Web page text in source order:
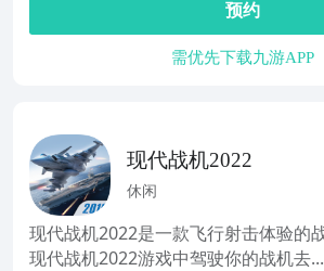
预约
需优先下载九游APP
现代战机2022
休闲
现代战机2022是一款飞行射击体验的
现代战机2022游戏中驾驶你的战机去...